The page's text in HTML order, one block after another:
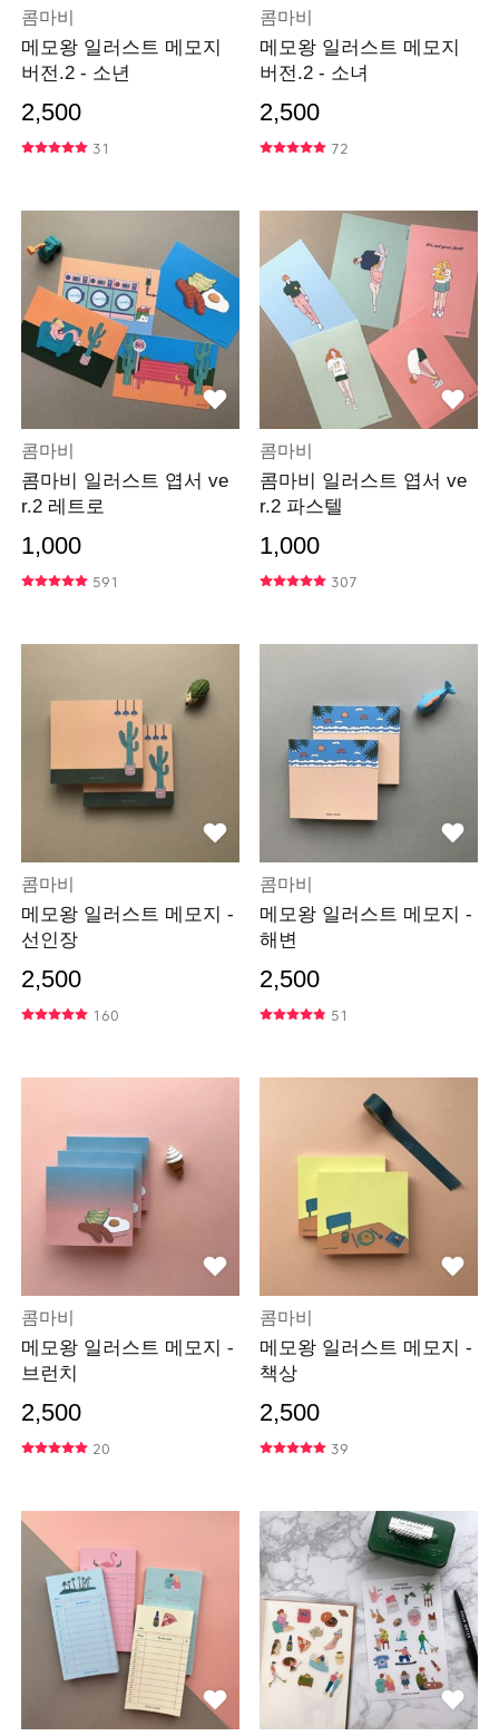
콤마비
메모왕 일러스트 메모지
버전.2 - 소년
2,500
31
콤마비
메모왕 일러스트 메모지
버전.2 - 소녀
2,500
72
콤마비
콤마비 일러스트 엽서 ve
r.2 레트로
1,000
591
콤마비
콤마비 일러스트 엽서 ve
r.2 파스텔
1,000
307
콤마비
메모왕 일러스트 메모지 -
선인장
2,500
160
콤마비
메모왕 일러스트 메모지 -
해변
2,500
51
콤마비
메모왕 일러스트 메모지 -
브런치
2,500
20
콤마비
메모왕 일러스트 메모지 -
책상
2,500
39